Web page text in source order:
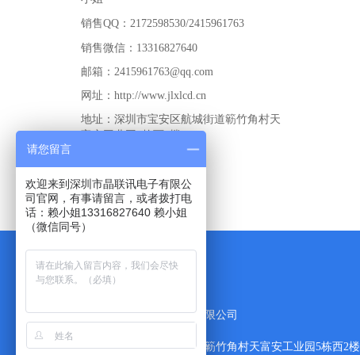
销售QQ：2172598530/2415961763
销售微信：13316827640
邮箱：2415961763@qq.com
网址：http://www.jlxlcd.cn
地址：深圳市宝安区航城街道簕竹角村天
友情链接 友情链接
深圳市晶联讯电子有限公司
深圳市宝安区航城街簕竹角村天富安工业园5栋西2楼
请您留言
欢迎来到深圳市晶联讯电子有限公
司官网，有事请留言，或者拨打电
话：赖小姐13316827640 赖小姐
（微信同号）